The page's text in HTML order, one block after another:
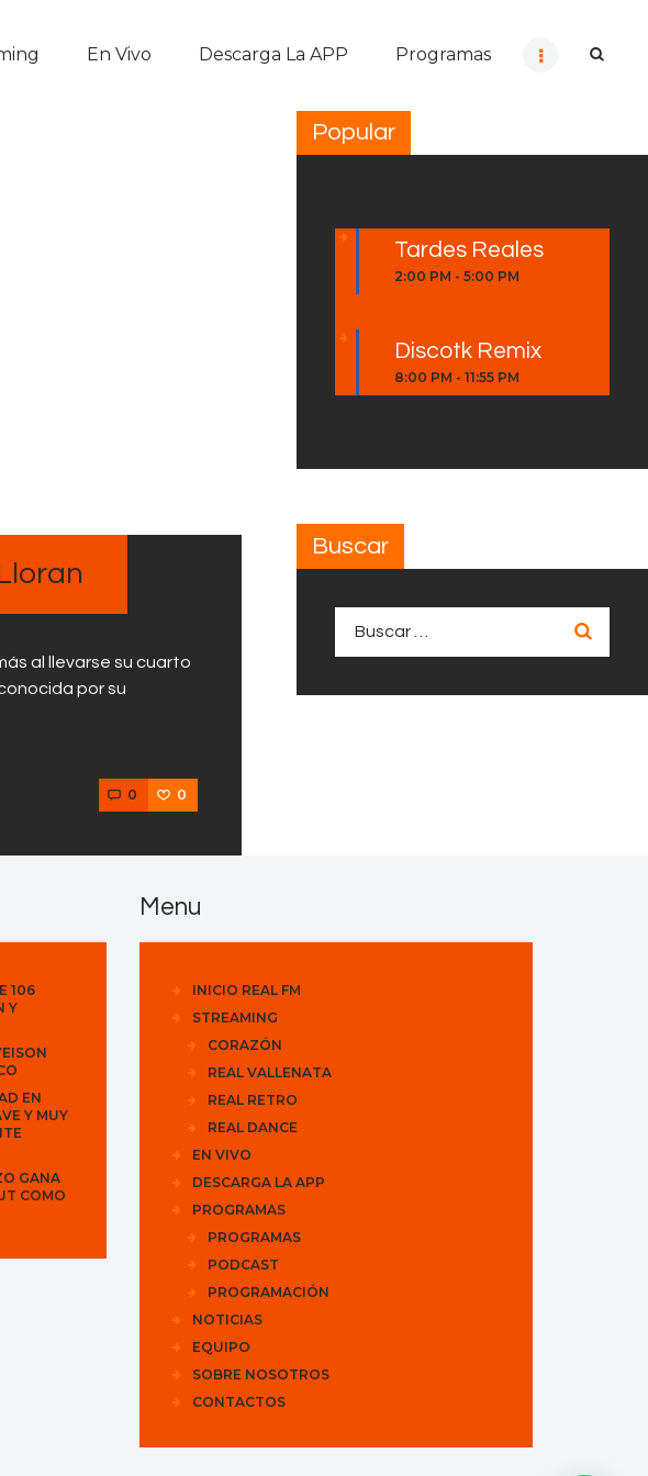
En Vivo Descarga La APP Programas
al llevarse su cuarto
por su
0 0
Popular
Tardes Reales
2:00 PM -5:00 PM
Discotk Remix
8:00 PM -11:55 PM
Buscar
106
Y
EN
Y MUY
GANA
COMO
Menu
INICIO REAL FM
STREAMING
CORAZÓN
REAL VALLENATA
REAL RETRO
REAL DANCE
EN VIVO
DESCARGA LA APP
PROGRAMAS
PROGRAMAS
PODCAST
PROGRAMACIÓN
NOTICIAS
EQUIPO
SOBRE NOSOTROS
CONTACTOS